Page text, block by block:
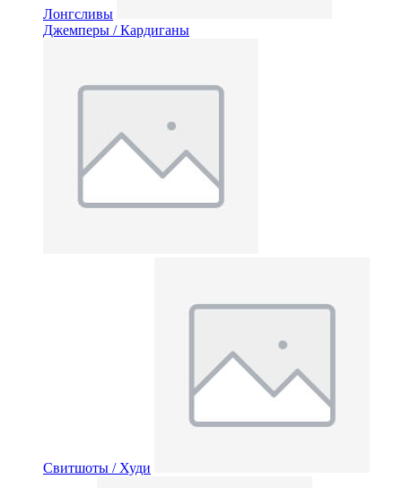
Лонгсливы
Джемперы / Кардиганы
Свитшоты / Худи